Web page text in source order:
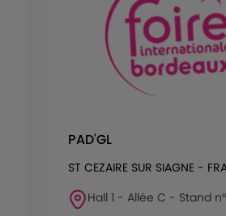
PAD'GL
ST CEZAIRE SUR SIAGNE -
Hall 1 - Allée C - Stand